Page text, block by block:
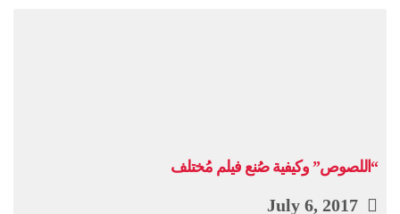
“اللصوص” وكيفية صُنع فيلم مُختلف